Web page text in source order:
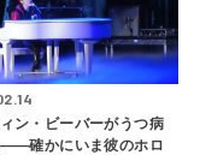
ン・ビーバーがうつ病
確かにいま彼のホロ